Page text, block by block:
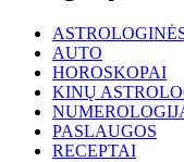
AUTO
HOROSKOPAI
KINŲ
PASLAUGOS
RECEPTAI